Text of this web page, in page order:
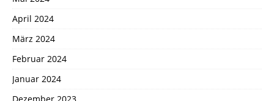
April 2024
März 2024
Februar 2024
Januar 2024